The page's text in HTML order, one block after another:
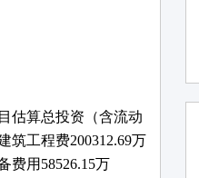
估算总投资（含流动
筑工程费200312.69万
费用58526.15万